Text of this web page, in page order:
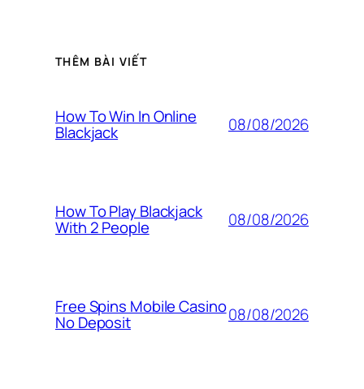
THÊM BÀI VIẾT
How To Win In Online
Blackjack 08/08/2026
How To Play Blackjack
With 2 People 08/08/2026
Free Spins Mobile Casino
No Deposit 08/08/2026